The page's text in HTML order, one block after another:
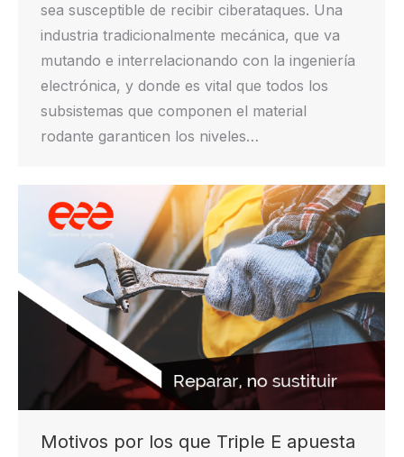
sea susceptible de recibir ciberataques. Una
industria tradicionalmente mecánica, que va
mutando e interrelacionando con la ingeniería
electrónica, y donde es vital que todos los
subsistemas que componen el material
rodante garanticen los niveles…
Motivos por los que Triple E apuesta